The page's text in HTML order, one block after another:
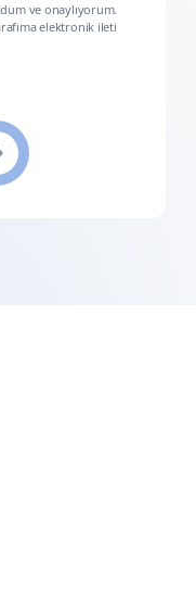
ve onaylıyorum.
elektronik ileti